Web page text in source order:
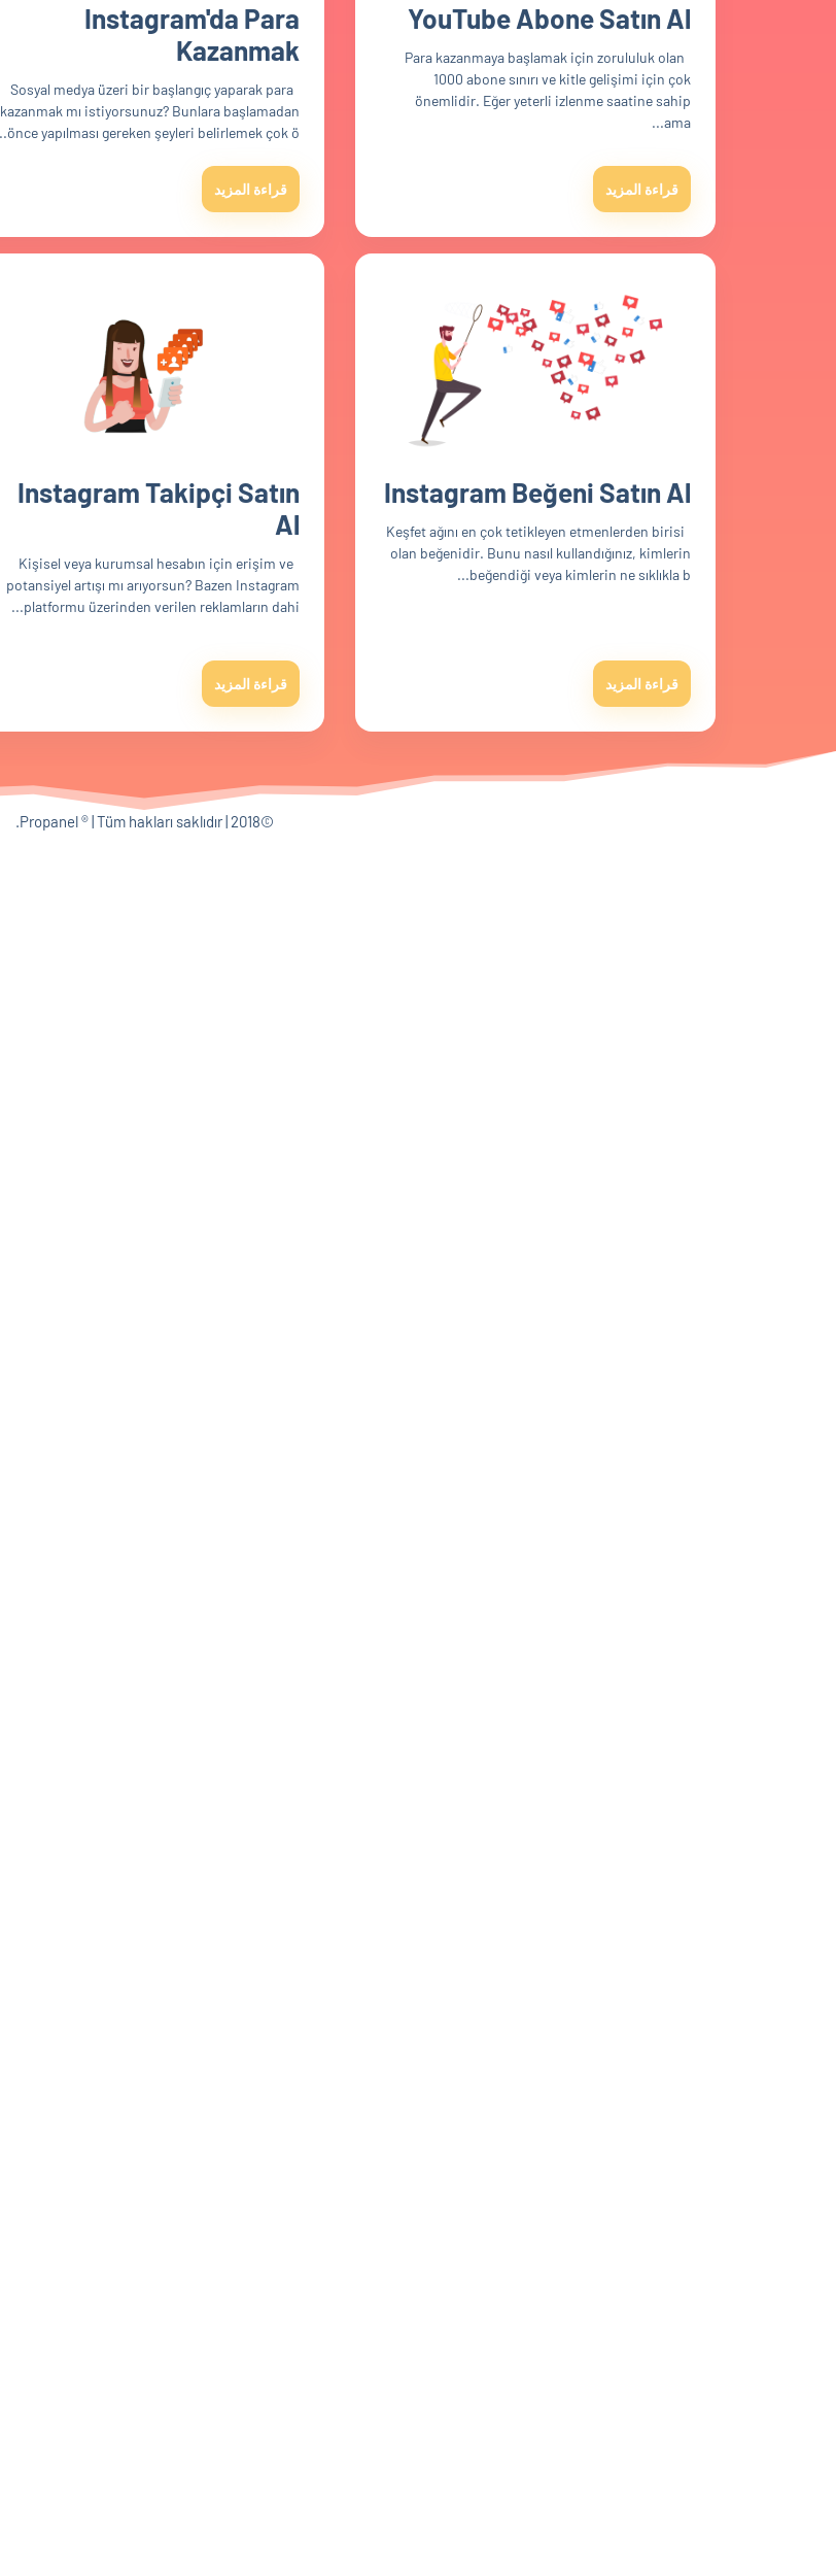
YouTube Abone Satın Al
Para kazanmaya başlamak için zorululuk olan
1000 abone sınırı ve kitle gelişimi için çok
önemlidir. Eğer yeterli izlenme saatine sahip
ama...
قراءة المزيد
Instagram'da Para
Kazanmak
Sosyal medya üzeri bir başlangıç yaparak para
kazanmak mı istiyorsunuz? Bunlara başlamadan
önce yapılması gereken şeyleri belirlemek çok ö...
قراءة المزيد
Instagram Beğeni Satın Al
Keşfet ağını en çok tetikleyen etmenlerden birisi
olan beğenidir. Bunu nasıl kullandığınız, kimlerin
beğendiği veya kimlerin ne sıklıkla b...
قراءة المزيد
Instagram Takipçi Satın
Al
Kişisel veya kurumsal hesabın için erişim ve
potansiyel artışı mı arıyorsun? Bazen Instagram
platformu üzerinden verilen reklamların dahi...
قراءة المزيد
©2018 | Propanel ® | Tüm hakları saklıdır.